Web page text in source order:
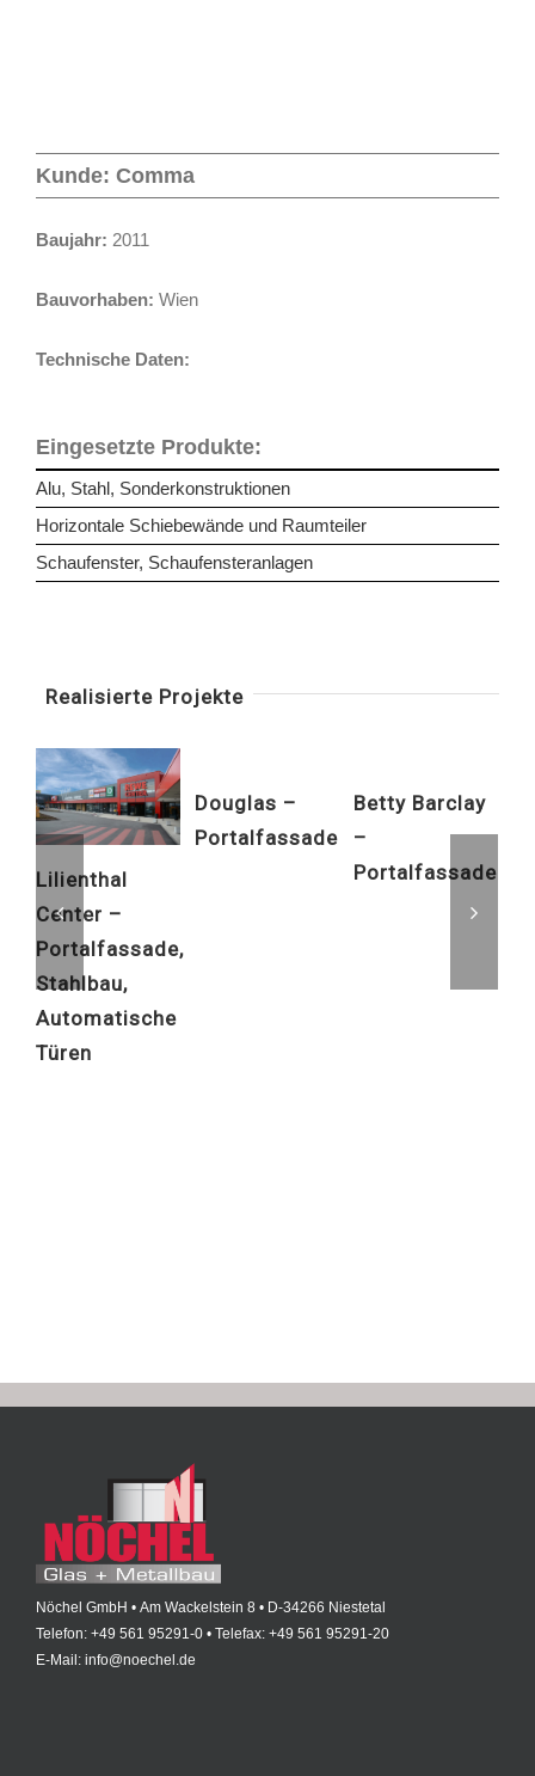
Kunde: Comma
Baujahr: 2011
Bauvorhaben: Wien
Technische Daten:
Eingesetzte Produkte:
Alu, Stahl, Sonderkonstruktionen
Horizontale Schiebewände und Raumteiler
Schaufenster, Schaufensteranlagen
Realisierte Projekte
Lilienthal
Center –
Portalfassade,
Stahlbau,
Automatische
Türen
Douglas –
Portalfassade
Betty Barclay
–
Portalfassade
Nöchel GmbH • Am Wackelstein 8 • D-34266 Niestetal
Telefon: +49 561 95291-0 • Telefax: +49 561 95291-20
E-Mail: info@noechel.de